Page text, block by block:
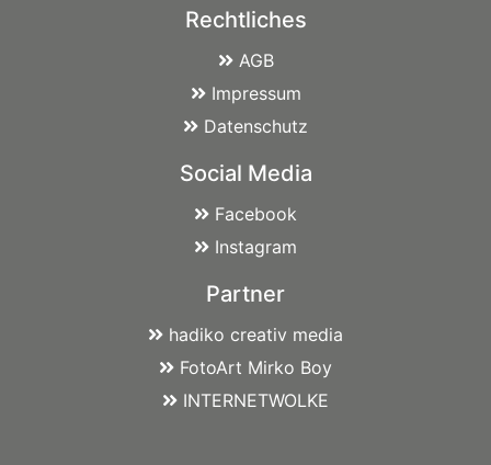
Rechtliches
AGB
Impressum
Datenschutz
Social Media
Facebook
Instagram
Partner
hadiko creativ media
FotoArt Mirko Boy
INTERNETWOLKE